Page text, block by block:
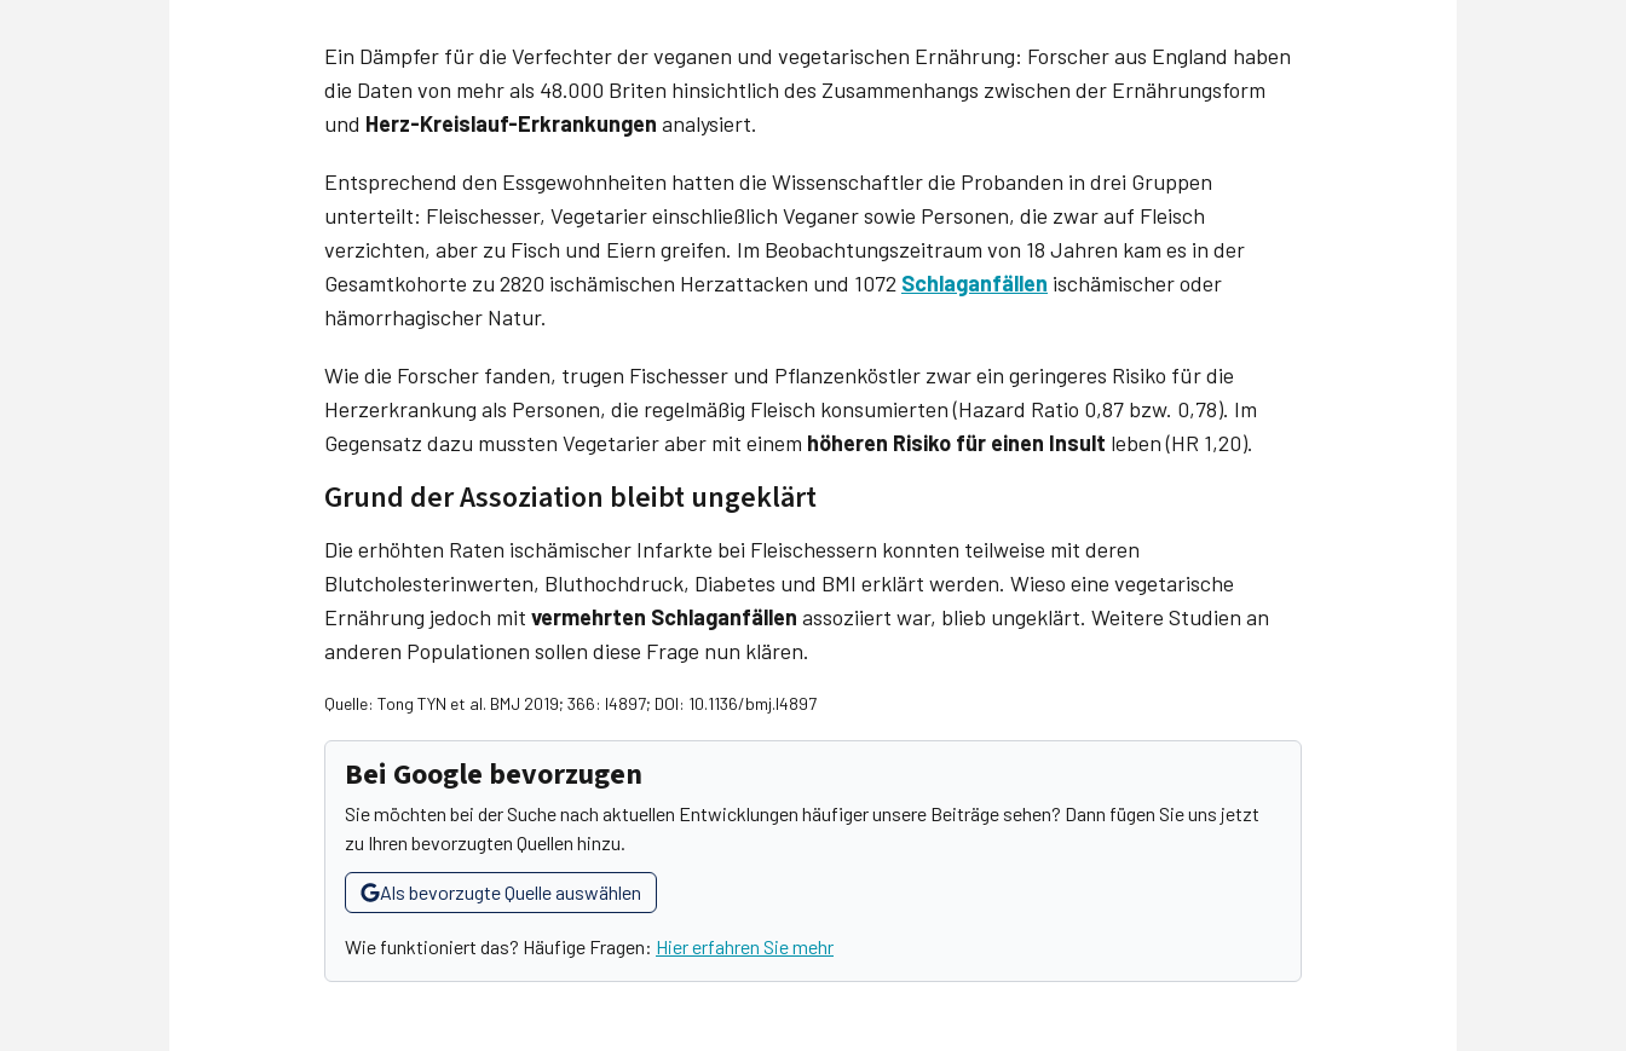
Ein Dämpfer für die Verfechter der veganen und vegetarischen Ernährung: Forscher aus England haben
die Daten von mehr als 48.000 Briten hinsichtlich des Zusammenhangs zwischen der Ernährungsform
und Herz-Kreislauf-Erkrankungen analysiert.
Entsprechend den Essgewohnheiten hatten die Wissenschaftler die Probanden in drei Gruppen
unterteilt: Fleischesser, Vegetarier einschließlich Veganer sowie Personen, die zwar auf Fleisch
verzichten, aber zu Fisch und Eiern greifen. Im Beobachtungszeitraum von 18 Jahren kam es in der
Gesamtkohorte zu 2820 ischämischen Herzattacken und 1072 Schlaganfällen ischämischer oder
hämorrhagischer Natur.
Wie die Forscher fanden, trugen Fischesser und Pflanzenköstler zwar ein geringeres Risiko für die
Herzerkrankung als Personen, die regelmäßig Fleisch konsumierten (Hazard Ratio 0,87 bzw. 0,78). Im
Gegensatz dazu mussten Vegetarier aber mit einem höheren Risiko für einen Insult leben (HR 1,20).
Grund der Assoziation bleibt ungeklärt
Die erhöhten Raten ischämischer Infarkte bei Fleischessern konnten teilweise mit deren
Blutcholesterinwerten, Bluthochdruck, Diabetes und BMI erklärt werden. Wieso eine vegetarische
Ernährung jedoch mit vermehrten Schlaganfällen assoziiert war, blieb ungeklärt. Weitere Studien an
anderen Populationen sollen diese Frage nun klären.
Quelle: Tong TYN et al. BMJ 2019; 366: l4897; DOI: 10.1136/bmj.l4897
Bei Google bevorzugen
Sie möchten bei der Suche nach aktuellen Entwicklungen häufiger unsere Beiträge sehen? Dann fügen Sie uns jetzt
zu Ihren bevorzugten Quellen hinzu.
Als bevorzugte Quelle auswählen
Wie funktioniert das? Häufige Fragen: Hier erfahren Sie mehr